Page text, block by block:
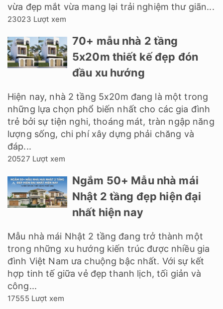
vừa đẹp mắt vừa mang lại trải nghiệm thư giãn...
23023 Lượt xem
70+ mẫu nhà 2 tầng
5x20m thiết kế đẹp đón
đầu xu hướng
Hiện nay, nhà 2 tầng 5x20m đang là một trong
những lựa chọn phổ biến nhất cho các gia đình
trẻ bởi sự tiện nghi, thoáng mát, tràn ngập năng
lượng sống, chi phí xây dựng phải chăng và
đáp...
20527 Lượt xem
Ngắm 50+ Mẫu nhà mái
Nhật 2 tầng đẹp hiện đại
nhất hiện nay
Mẫu nhà mái Nhật 2 tầng đang trở thành một
trong những xu hướng kiến trúc được nhiều gia
đình Việt Nam ưa chuộng bậc nhất. Với sự kết
hợp tinh tế giữa vẻ đẹp thanh lịch, tối giản và
công...
17555 Lượt xem